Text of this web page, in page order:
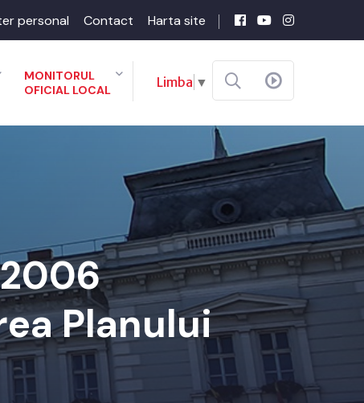
personal Contact Harta site
MONITORUL
OFICIAL LOCAL
Limba ▼
Planului